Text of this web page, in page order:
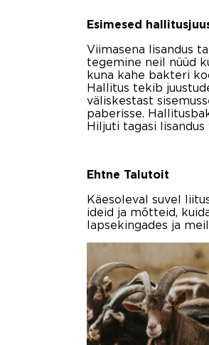
Esimesed
Viimasena lisandus
tegemine neil nüüd
kuna kahe bakteri
Hallitus tekib
väliskestast
paberisse.
Hiljuti tagasi lisandus
Ehtne Talutoit
Käesoleval suvel
ideid ja mõtteid,
lapsekingades ja